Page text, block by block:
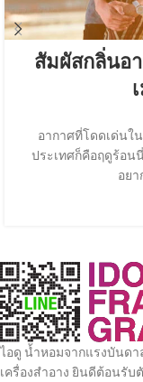
สัมผัสกลิ่นอ
อากาศที่โดดเด่นใ
ประเทศก็คือฤดูร้อน
อย
ไอดู น้ำหอมจากแรงบันด
เครื่องสำอาง ยินดีต้อนรั